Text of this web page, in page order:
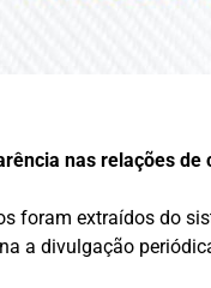
nas relações de
foram extraídos do
a divulgação